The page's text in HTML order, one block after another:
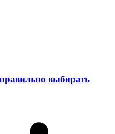
выбирать